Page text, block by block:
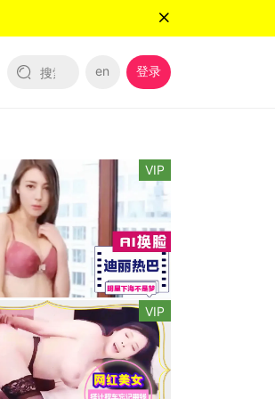
en 登录
VIP
VIP